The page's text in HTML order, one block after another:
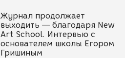
Журнал продолжает
выходить — благодаря New
Art School. Интервью с
основателем школы Егором
Гришиным